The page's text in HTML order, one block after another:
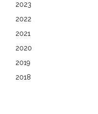
2023
2022
2021
2020
2019
2018